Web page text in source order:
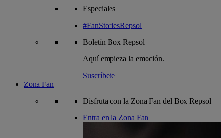
Especiales
#FanStoriesRepsol
Boletín Box Repsol
Aquí empieza la emoción.
Suscríbete
Zona Fan
Disfruta con la Zona Fan del Box Repsol
Entra en la Zona Fan